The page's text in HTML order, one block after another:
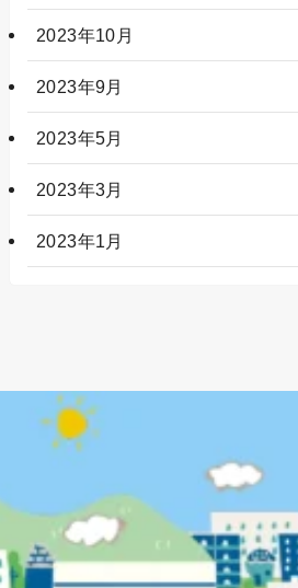
2023年10月
2023年9月
2023年5月
2023年3月
2023年1月